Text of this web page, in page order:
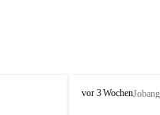
W
vor 3 Wochen